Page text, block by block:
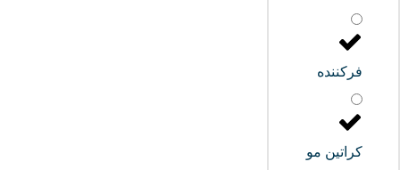
فرکننده
کراتین مو